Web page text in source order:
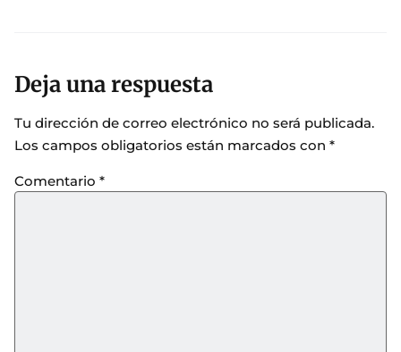
Deja una respuesta
Tu dirección de correo electrónico no será publicada.
Los campos obligatorios están marcados con *
Comentario *